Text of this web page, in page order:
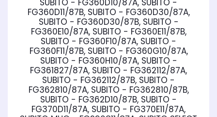
SUBITO - FG360D10/87A, SUBITO -
FG360D11/87B, SUBITO - FG360D30/87A,
SUBITO - FG360D30/87B, SUBITO -
FG360E10/87A, SUBITO - FG360E11/87B,
SUBITO - FG360F10/87A, SUBITO -
FG360F11/87B, SUBITO - FG360G10/87A,
SUBITO - FG360H10/87A, SUBITO -
FG361827/87A, SUBITO - FG362112/87A,
SUBITO - FG362112/87B, SUBITO -
FG362810/87A, SUBITO - FG362810/87B,
SUBITO - FG362D10/87B, SUBITO -
FG370D11/87A, SUBITO - FG370E11/87A,